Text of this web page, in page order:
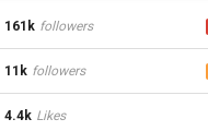
161k followers
11k followers
4.4k Likes